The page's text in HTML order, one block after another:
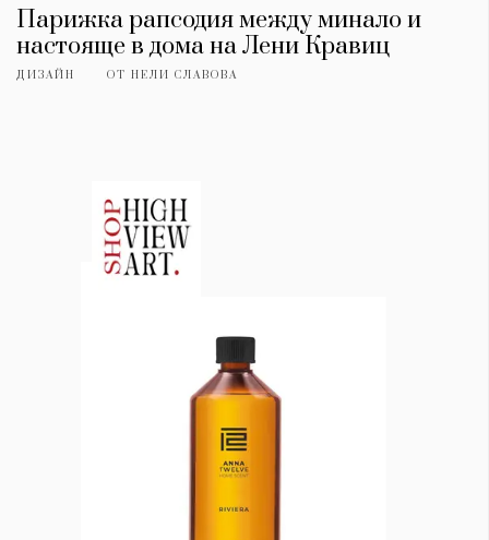
Парижка рапсодия между минало и
настояще в дома на Лени Кравиц
ДИЗАЙН ОТ НЕЛИ СЛАВОВА